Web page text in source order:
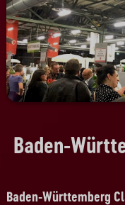
Baden-
Baden-Württemberg